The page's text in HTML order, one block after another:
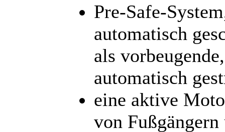
Pre-Safe-
automatisch
als
automatisch
eine aktive
von